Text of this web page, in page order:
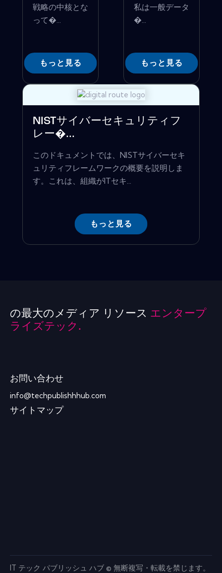
戦略の中核とな
って�...
もっと見る
私は一般データ
�...
もっと見る
NISTサイバーセキュリティフ
レー�...
このドキュメントでは、NISTサイバーセキ
ュリティフレームワークの概要を説明しま
す。これは、組織がITセキ...
もっと見る
の最大のメディア リソース エンタープ
ライズテック.
お問い合わせ
info@techpublishhhub.com
サイトマップ
IT テック パブリッシュ ハブ © 無断複写・転載を禁じます。